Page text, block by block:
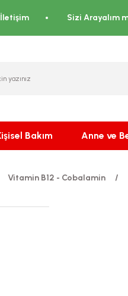
İletişim Sizi Arayalım
Bakım Anne ve
Vitamin B12 - Cobalamin